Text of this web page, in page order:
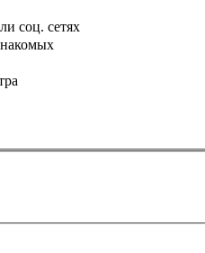
соц. сетях
состоится